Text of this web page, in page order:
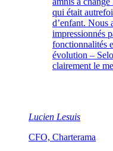
qui était
d’enfant. Nous
impressionnés
fonctionnalités
évolution –
clairement le
Lucien Lesuis
CFO, Charterama